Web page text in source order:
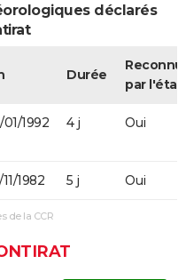
déclarés
Durée
par l'état
01/1992 4 j Oui
1982 5 j Oui
de la CCR